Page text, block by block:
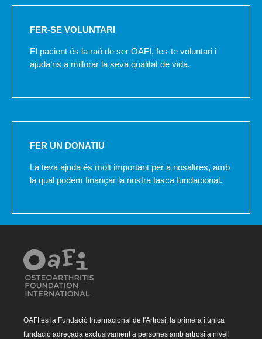
FER-SE VOLUNTARI
El pacient és la raó de ser OAFI, fes-te voluntari i
ajuda’ns a millorar la seva qualitat de vida.
FER UN DONATIU
La teva ajuda és molt important per a nosaltres, amb
la qual podem finançar la nostra tasca fundacional.
OAFI és la Fundació Internacional de l'Artrosi, la primera i única
fundació adreçada exclusivament a persones amb artrosi a nivell